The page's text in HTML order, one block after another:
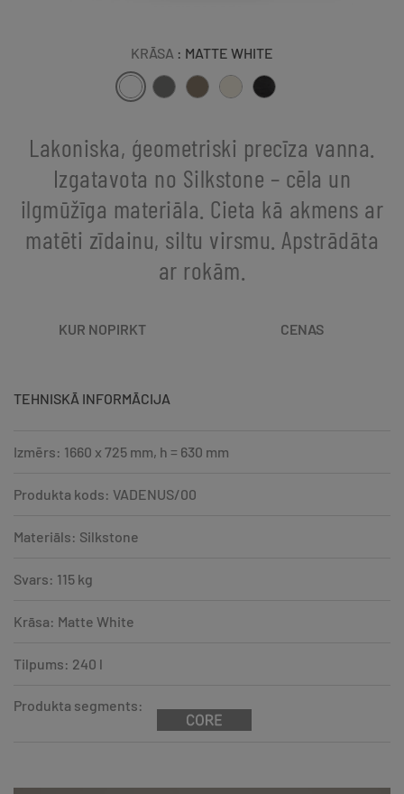
KRĀSA : MATTE WHITE
Lakoniska, ģeometriski precīza vanna.
Izgatavota no Silkstone – cēla un
ilgmūžīga materiāla. Cieta kā akmens ar
matēti zīdainu, siltu virsmu. Apstrādāta
ar rokām.
KUR NOPIRKT CENAS
TEHNISKĀ INFORMĀCIJA
Izmērs: 1660 x 725 mm, h = 630 mm
Produkta kods: VADENUS/00
Materiāls: Silkstone
Svars: 115 kg
Krāsa: Matte White
Tilpums: 240 l
Produkta segments: